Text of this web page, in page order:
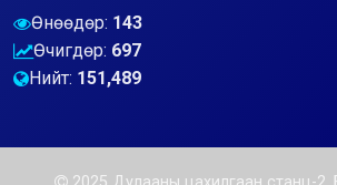
Өнөөдөр: 143
Өчигдөр: 697
Нийт: 151,489